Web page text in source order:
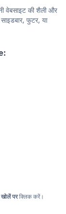
वेबसाइट की शैली और
फुटर, या
खोलें परक्लिक करें।